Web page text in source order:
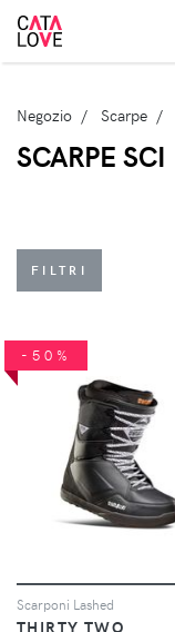
Negozio Scarpe
SCARPE SCI
FILTRI
-50%
Scarponi Lashed
THIRTY TWO